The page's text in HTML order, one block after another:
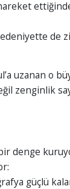
de
uzanan o
zenginlik
denge
güçlü